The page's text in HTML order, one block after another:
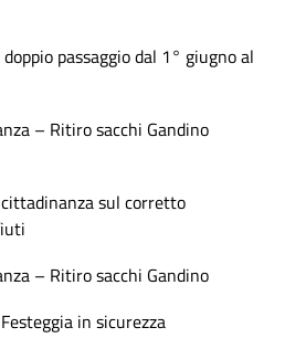
passaggio dal 1° giugno al
– Ritiro sacchi Gandino
sul corretto
– Ritiro sacchi Gandino
in sicurezza